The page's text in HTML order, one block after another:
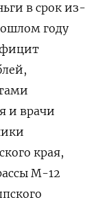
в срок из-
году
и врачи
края,
М-12